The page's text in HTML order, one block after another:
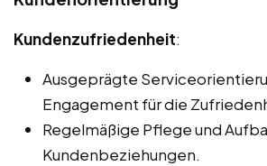
Kundenzufriedenheit:
Ausgeprägte
Engagement für die
Regelmäßige Pflege und
Kundenbeziehungen.